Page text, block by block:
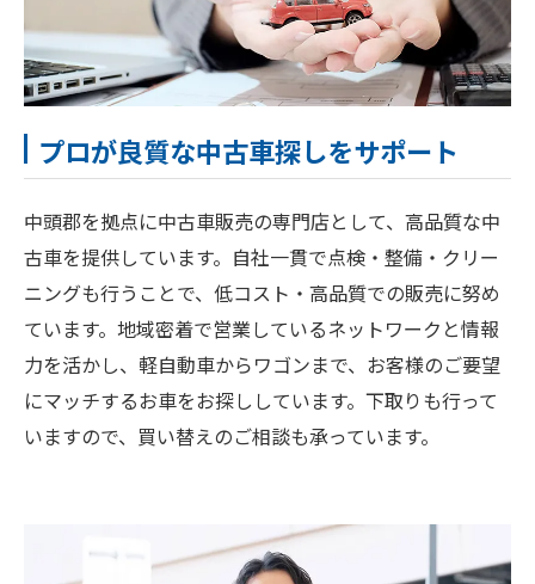
プロが良質な中古車探しをサポート
中頭郡を拠点に中古車販売の専門店として、高品質な中
古車を提供しています。自社一貫で点検・整備・クリー
ニングも行うことで、低コスト・高品質での販売に努め
ています。地域密着で営業しているネットワークと情報
力を活かし、軽自動車からワゴンまで、お客様のご要望
にマッチするお車をお探ししています。下取りも行って
いますので、買い替えのご相談も承っています。